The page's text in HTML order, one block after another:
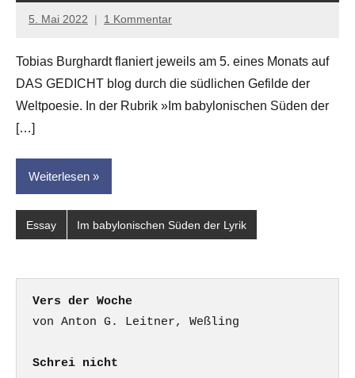
5. Mai 2022
Anton
Leitner
1 Kommentar
Tobias Burghardt flaniert jeweils am 5. eines Monats auf
DAS GEDICHT blog durch die südlichen Gefilde der
Weltpoesie. In der Rubrik »Im babylonischen Süden der
[…]
Weiterlesen
Essay Im babylonischen Süden der Lyrik
Vers der Woche
Schrei nicht